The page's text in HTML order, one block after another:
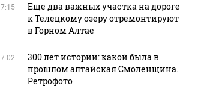
7:15
Еще два важных участка на дороге
к Телецкому озеру отремонтируют
в Горном Алтае
7:02
300 лет истории: какой была в
прошлом алтайская Смоленщина.
Ретрофото